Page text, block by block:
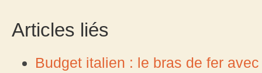
Articles liés
Budget italien : le bras de fer